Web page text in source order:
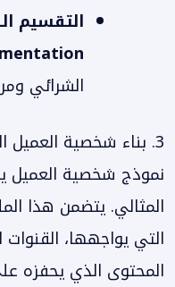
الشرائي
3. بناء شخصية العميل المثالي (Buyer Persona)
نموذج شخصية العميل
المثالي. يتضمن هذا
التي يواجهها،
المحتوى الذي يحفزه